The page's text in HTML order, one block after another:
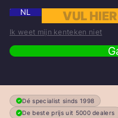
NL
Ik weet mijn kenteken niet
Dé specialist sinds 1998
De beste prijs uit 5000 dealers